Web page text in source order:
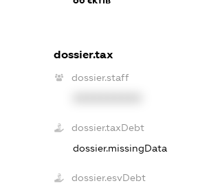
dossier.tax
dossier.staff
dossier.taxDebt
dossier.missingData
dossier.esvDebt